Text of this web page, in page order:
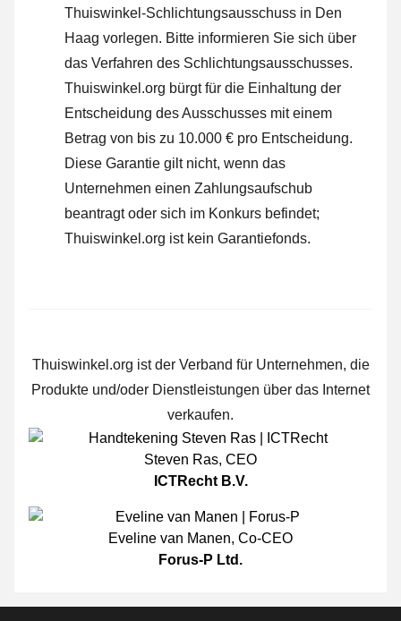
Thuiswinkel-Schlichtungsausschuss in Den
Haag vorlegen. Bitte informieren Sie sich über
das Verfahren des Schlichtungsausschusses.
Thuiswinkel.org bürgt für die Einhaltung der
Entscheidung des Ausschusses mit einem
Betrag von bis zu 10.000 € pro Entscheidung.
Diese Garantie gilt nicht, wenn das
Unternehmen einen Zahlungsaufschub
beantragt oder sich im Konkurs befindet;
Thuiswinkel.org ist kein Garantiefonds.
Thuiswinkel.org ist der Verband für Unternehmen, die
Produkte und/oder Dienstleistungen über das Internet
verkaufen.
Steven Ras, CEO
ICTRecht B.V.
Eveline van Manen, Co-CEO
Forus-P Ltd.